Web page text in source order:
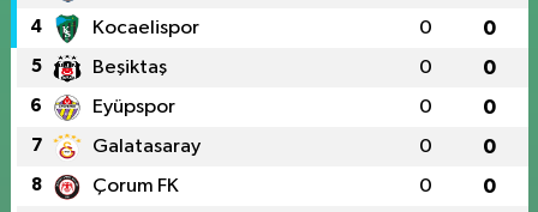
4 Kocaelispor 0 0
5 Beşiktaş 0 0
6 Eyüpspor 0 0
7 Galatasaray 0 0
8 Çorum FK 0 0